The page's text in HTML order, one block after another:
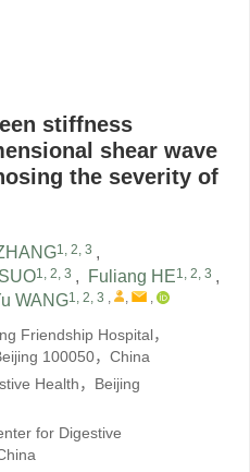
stiffness
shear wave
the severity of
1, 2, 3 ,
1, 2, 3 , Fuliang HE1, 2, 3 ,
WANG1, 2, 3 , , ,
Friendship Hospital，
100050，China
Health，Beijing
for Digestive